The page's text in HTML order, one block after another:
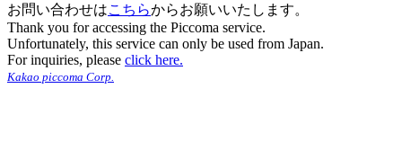
お問い合わせはこちらからお願いいたします。
Thank you for accessing the Piccoma service.
Unfortunately, this service can only be used from Japan.
For inquiries, please click here.
Kakao piccoma Corp.